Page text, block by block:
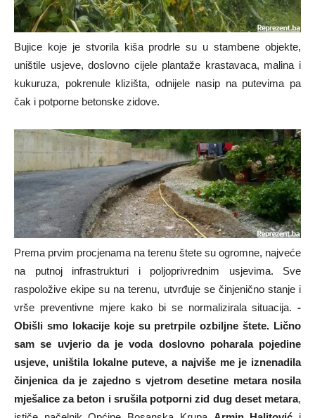
Bujice koje je stvorila kiša prodrle su u stambene objekte,
uništile usjeve, doslovno cijele plantaže krastavaca, malina i
kukuruza, pokrenule klizišta, odnijele nasip na putevima pa
čak i potporne betonske zidove.
Prema prvim procjenama na terenu štete su ogromne, najveće
na putnoj infrastrukturi i poljoprivrednim usjevima. Sve
raspoložive ekipe su na terenu, utvrđuje se činjenično stanje i
vrše preventivne mjere kako bi se normalizirala situacija. -
Obišli smo lokacije koje su pretrpile ozbiljne štete. Lično
sam se uvjerio da je voda doslovno poharala pojedine
usjeve, uništila lokalne puteve, a najviše me je iznenadila
činjenica da je zajedno s vjetrom desetine metara nosila
mješalice za beton i srušila potporni zid dug deset metara,